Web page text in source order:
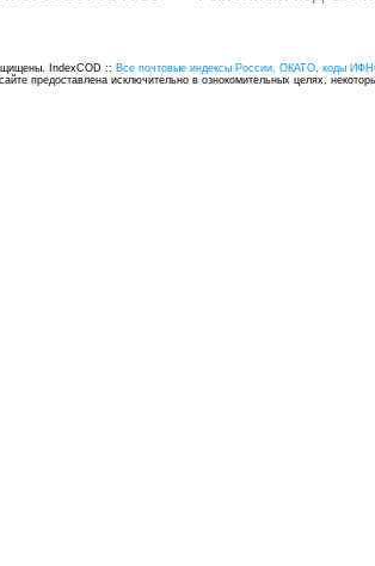
IndexCOD :: Все почтовые индексы России, ОКАТО, коды
предоставлена исключительно в ознокомительных целях,